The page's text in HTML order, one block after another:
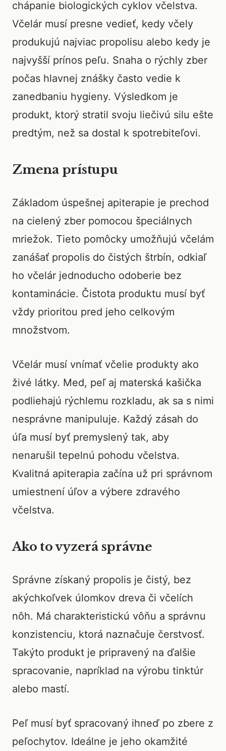
chápanie biologických cyklov včelstva.
Včelár musí presne vedieť, kedy včely
produkujú najviac propolisu alebo kedy je
najvyšší prínos peľu. Snaha o rýchly zber
počas hlavnej znášky často vedie k
zanedbaniu hygieny. Výsledkom je
produkt, ktorý stratil svoju liečivú silu ešte
predtým, než sa dostal k spotrebiteľovi.
Zmena prístupu
Základom úspešnej apiterapie je prechod
na cielený zber pomocou špeciálnych
mriežok. Tieto pomôcky umožňujú včelám
zanášať propolis do čistých štrbín, odkiaľ
ho včelár jednoducho odoberie bez
kontaminácie. Čistota produktu musí byť
vždy prioritou pred jeho celkovým
množstvom.
Včelár musí vnímať včelie produkty ako
živé látky. Med, peľ aj materská kašička
podliehajú rýchlemu rozkladu, ak sa s nimi
nesprávne manipuluje. Každý zásah do
úľa musí byť premyslený tak, aby
nenarušil tepelnú pohodu včelstva.
Kvalitná apiterapia začína už pri správnom
umiestnení úľov a výbere zdravého
včelstva.
Ako to vyzerá správne
Správne získaný propolis je čistý, bez
akýchkoľvek úlomkov dreva či včelích
nôh. Má charakteristickú vôňu a správnu
konzistenciu, ktorá naznačuje čerstvosť.
Takýto produkt je pripravený na ďalšie
spracovanie, napríklad na výrobu tinktúr
alebo mastí.
Peľ musí byť spracovaný ihneď po zbere z
peľochytov. Ideálne je jeho okamžité